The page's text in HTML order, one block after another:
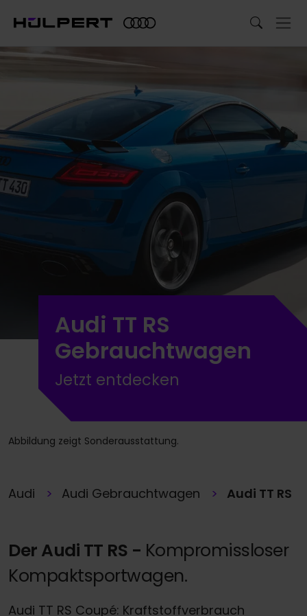
Audi TT RS
Gebrauchtwagen
Jetzt entdecken
Abbildung zeigt Sonderausstattung.
Audi Audi Gebrauchtwagen Audi TT RS
Der Audi TT RS - Kompromissloser
Kompaktsportwagen.
Audi TT RS Coupé: Kraftstoffverbrauch